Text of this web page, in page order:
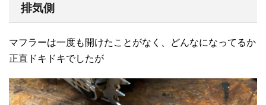
排気側
マフラーは一度も開けたことがなく、どんなになってるか
正直ドキドキでしたが